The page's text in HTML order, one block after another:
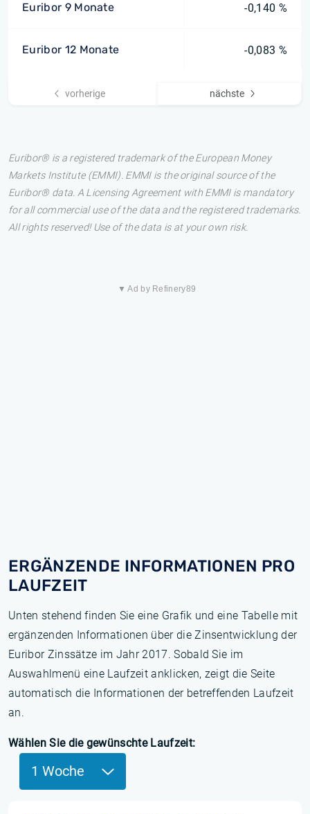
Euribor 9 Monate -0,140 %
Euribor 12 Monate -0,083 %
vorherige nächste
Euribor® is a registered trademark of the European Money
Markets Institute (EMMI). EMMI is the original source of the
Euribor® data. A Licensing Agreement with EMMI is mandatory
for all commercial use of the data and the registered trademarks.
All rights reserved! Use of the data is at your own risk.
▼ Ad by Refinery89
ERGÄNZENDE INFORMATIONEN PRO
LAUFZEIT
Unten stehend finden Sie eine Grafik und eine Tabelle mit
ergänzenden Informationen über die Zinsentwicklung der
Euribor Zinssätze im Jahr 2017. Sobald Sie im
Auswahlmenü eine Laufzeit anklicken, zeigt die Seite
automatisch die Informationen der betreffenden Laufzeit
an.
Wählen Sie die gewünschte Laufzeit:
1 Woche